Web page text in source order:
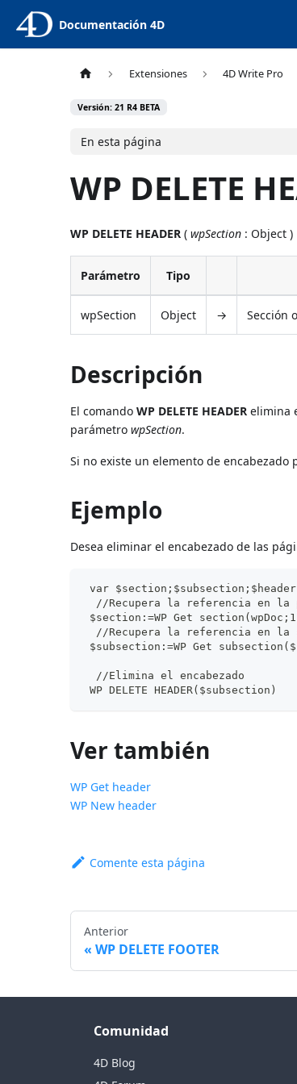
Documentación 4D
Extensiones 4D Write Pro
Versión: 21 R4 BETA
En esta página
WP DELETE
WP DELETE HEADER (wpSection : Object )
Parámetro Tipo
wpSection Object → Sección
Descripción
El comandoWP DELETE HEADER elimina
parámetrowpSection.
Si no existe un elemento de encabezado
Ejemplo
Desea eliminar el encabezado de las
var
//Recupera la referencia en la
$section:=WP Get
//Recupera la referencia en la
$subsection:=WP Get
//Elimina el encabezado
WP DELETE HEADER($subsection)
Ver también
WP Get header
WP New header
Comente esta página
Anterior
WP DELETE FOOTER
Comunidad
4D Blog